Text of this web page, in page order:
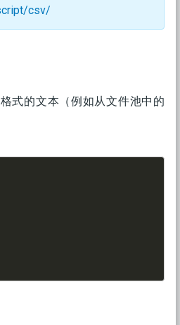
csv/
式的文本（例如从文件池中的